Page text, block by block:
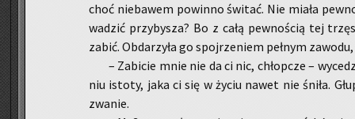
choć nie­ba­wem po­win­no świ­tać. Nie miała
wa­dzić przy­by­sza? Bo z całą pew­no­ścią tej
zabić. Ob­da­rzy­ła go spoj­rze­niem peł­nym
– Za­bi­cie mnie nie da ci nic, chłop­cze –
niu isto­ty, jaka ci się w życiu nawet nie śniła.
zwa­nie.